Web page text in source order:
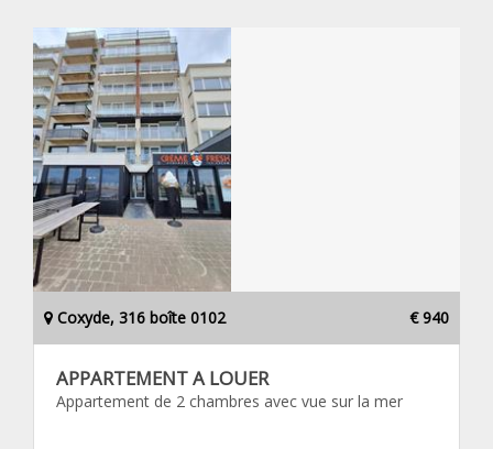
Coxyde, 316 boîte 0102 € 940
APPARTEMENT A LOUER
Appartement de 2 chambres avec vue sur la mer